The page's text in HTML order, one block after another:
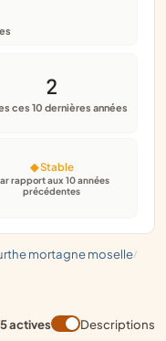
mortagne moselle/
2
ces 10 dernières années
◆ Stable
rapport aux 10 années
précédentes
5 actives
Descriptions